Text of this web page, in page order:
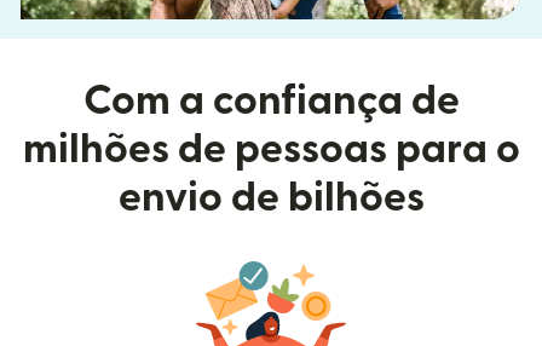
Com a confiança de
milhões de pessoas para o
envio de bilhões